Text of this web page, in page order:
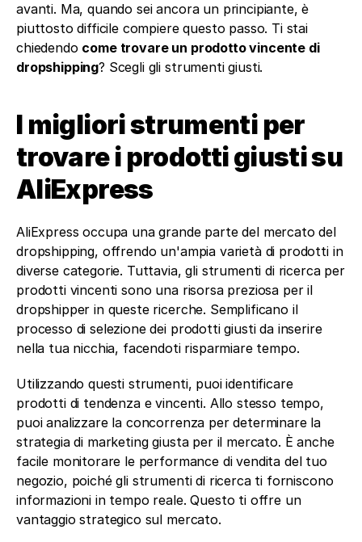
avanti. Ma, quando sei ancora un principiante, è
piuttosto difficile compiere questo passo. Ti stai
chiedendo come trovare un prodotto vincente di
dropshipping? Scegli gli strumenti giusti.
I migliori strumenti per
trovare i prodotti giusti su
AliExpress
AliExpress occupa una grande parte del mercato del
dropshipping, offrendo un'ampia varietà di prodotti in
diverse categorie. Tuttavia, gli strumenti di ricerca per
prodotti vincenti sono una risorsa preziosa per il
dropshipper in queste ricerche. Semplificano il
processo di selezione dei prodotti giusti da inserire
nella tua nicchia, facendoti risparmiare tempo.
Utilizzando questi strumenti, puoi identificare
prodotti di tendenza e vincenti. Allo stesso tempo,
puoi analizzare la concorrenza per determinare la
strategia di marketing giusta per il mercato. È anche
facile monitorare le performance di vendita del tuo
negozio, poiché gli strumenti di ricerca ti forniscono
informazioni in tempo reale. Questo ti offre un
vantaggio strategico sul mercato.